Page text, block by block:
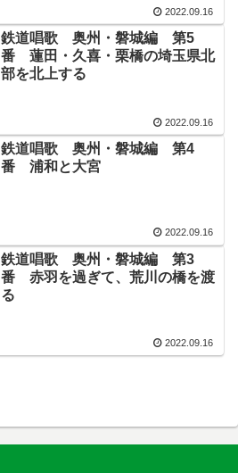
2022.09.16
鉄道唱歌 奥州・磐城編 第5
番 蓮田・久喜・栗橋の埼玉県北
部を北上する
2022.09.16
鉄道唱歌 奥州・磐城編 第4
番 浦和と大宮
2022.09.16
鉄道唱歌 奥州・磐城編 第3
番 赤羽を過ぎて、荒川の橋を渡
る
2022.09.16